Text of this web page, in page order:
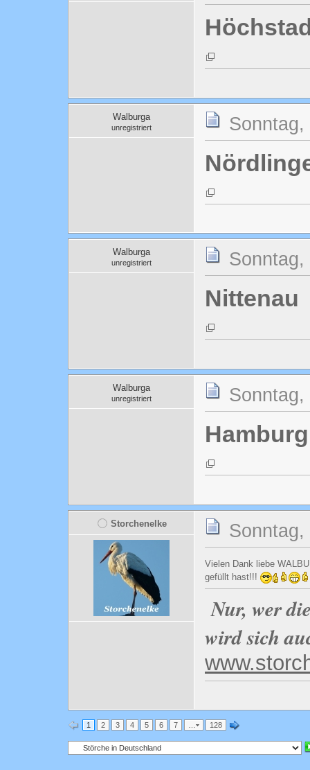
Walburga
unregistriert
Walburga
unregistriert
Nittenau
Walburga
unregistriert
Hamburg
Storchenelke
Vielen Dank liebe
gefüllt hast!!!
Nur, wer
wird sich
1 2 3 4 5 6 7 128